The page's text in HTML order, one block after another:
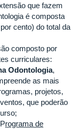
que fazem
é composta
cento) do total da
composto por
curriculares:
Odontologia,
as mais
projetos,
que poderão
Programa de